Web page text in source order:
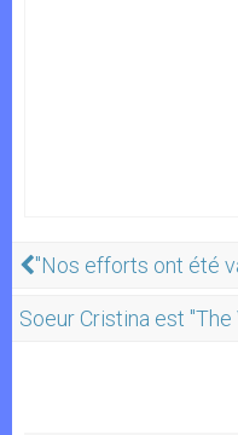
"Nos efforts ont été
Soeur Cristina est